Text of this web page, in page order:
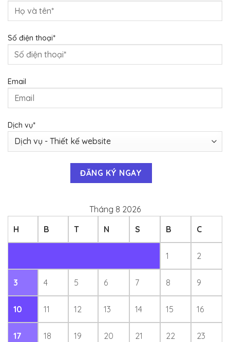
Số điện thoại*
Email
Dịch vụ*
Tháng 8 2026
H
B T N S B C
1 2
3 4 5 6 7 8 9
10 11 12 13 14 15 16
17 18 19 20 21 22 23